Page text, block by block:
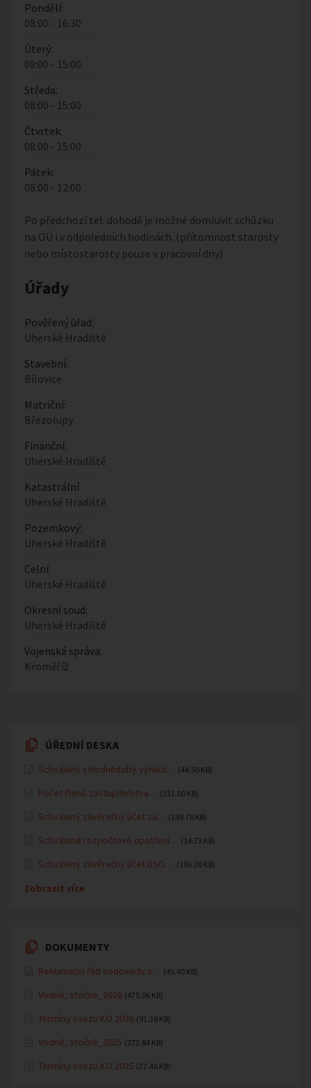
Pondělí:
08:00 - 16:30
Úterý:
08:00 - 15:00
Středa:
08:00 - 15:00
Čtvrtek:
08:00 - 15:00
Pátek:
08:00 - 12:00
Po předchozí tel. dohodě je možné domluvit schůzku
na OÚ i v odpoledních hodinách. (přítomnost starosty
nebo místostarosty pouze v pracovní dny)
Úřady
Pověřený úřad:
Uherské Hradiště
Stavební:
Bílovice
Matriční:
Březolupy
Finanční:
Uherské Hradiště
Katastrální:
Uherské Hradiště
Pozemkový:
Uherské Hradiště
Celní:
Uherské Hradiště
Okresní soud:
Uherské Hradiště
Vojenská správa:
Kroměříž
ÚŘEDNÍ DESKA
Schválený střednědobý výhled… (44.50 KB)
Počet členů zastupitelstva… (231.00 KB)
Schválený závěrečný účet za… (148.78 KB)
Schválené rozpočtové opatření… (14.73 KB)
Schválený závěrečný účet DSO… (106.20 KB)
Zobrazit více
DOKUMENTY
Reklamační řád vodovodu a… (45.40 KB)
Vodné, stočné_2026 (475.06 KB)
Termíny svozu KO 2026 (91.38 KB)
Vodné, stočné_2025 (272.84 KB)
Termíny svozu KO 2025 (27.46 KB)